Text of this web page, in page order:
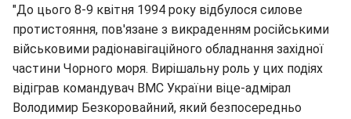
"До цього 8-9 квітня 1994 року відбулося силове
протистояння, пов'язане з викраденням російськими
військовими радіонавігаційного обладнання західної
частини Чорного моря. Вирішальну роль у цих подіях
відіграв командувач ВМС України віце-адмірал
Володимир Безкоровайний, який безпосередньо